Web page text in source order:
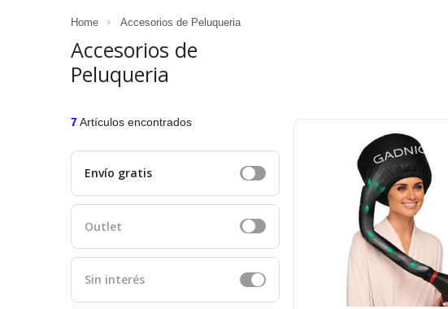
Home Accesorios de Peluqueria
Accesorios de
Peluqueria
7Artículos encontrados
Envío gratis
Outlet
Sin interés